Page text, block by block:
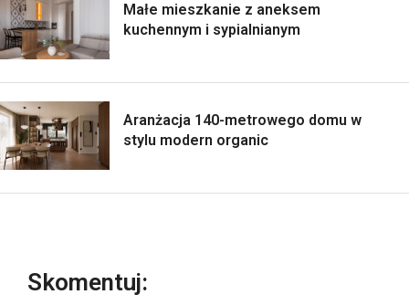
Małe mieszkanie z aneksem
kuchennym i sypialnianym
Aranżacja 140-metrowego domu w
stylu modern organic
Skomentuj: